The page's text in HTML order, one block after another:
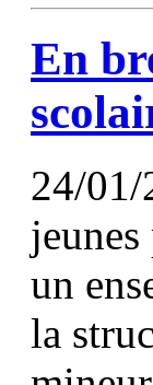
En
24/01/
un
la